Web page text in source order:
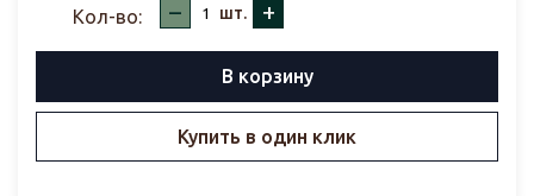
Кол-во: – шт. +
В корзину
Купить в один клик